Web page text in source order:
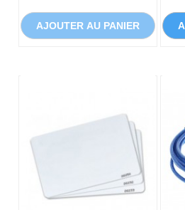
AJOUTER AU PANIER